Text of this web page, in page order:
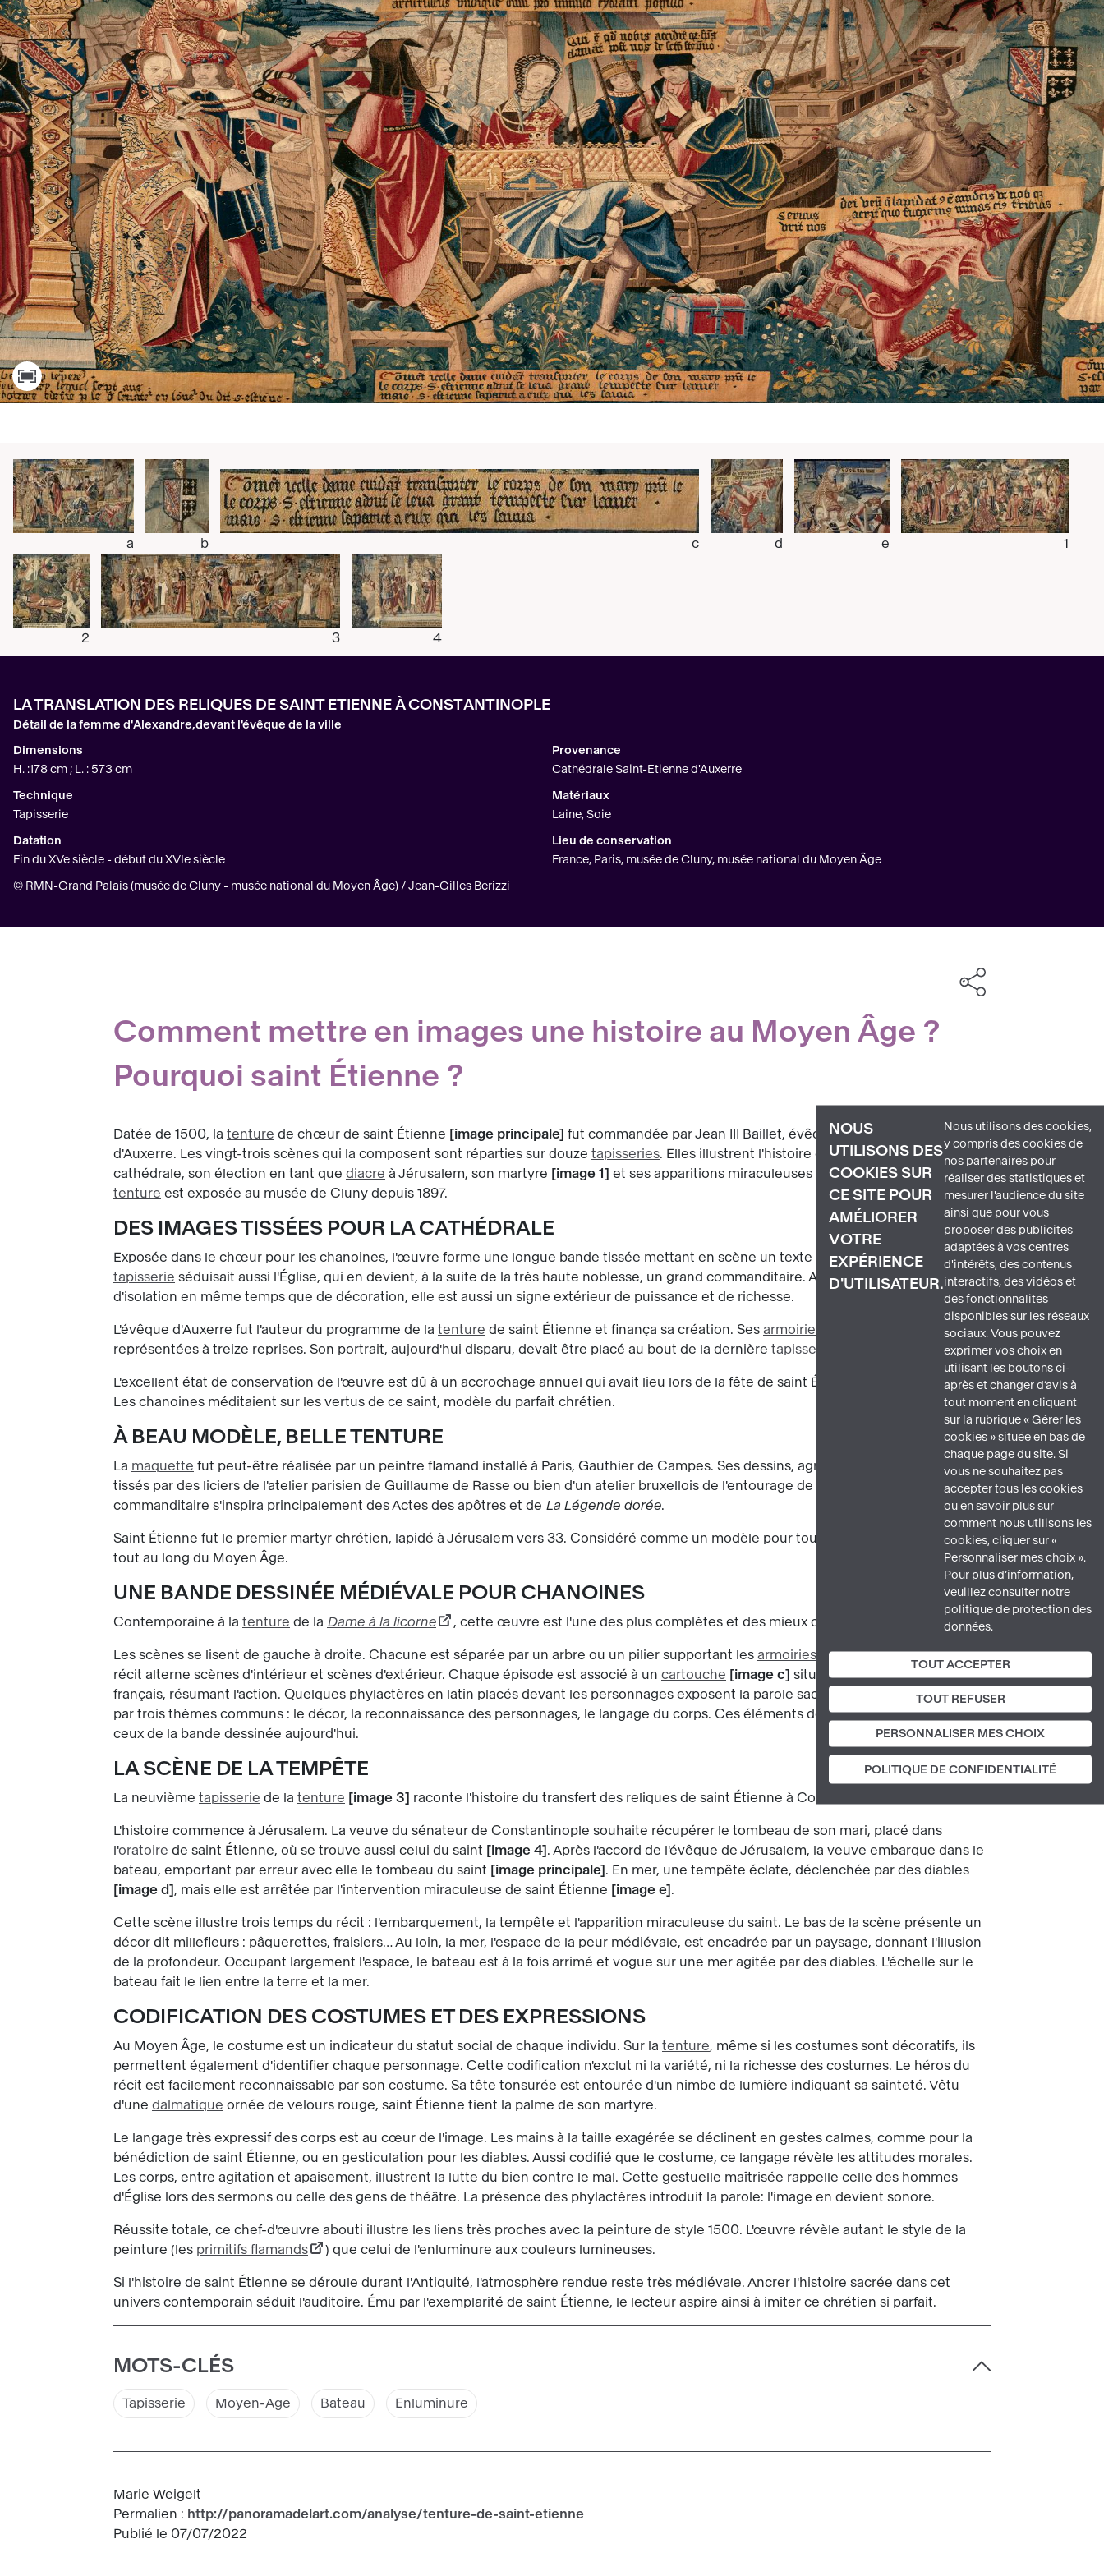
NOUS
UTILISONS DES
COOKIES SUR
CE SITE POUR
AMÉLIORER
VOTRE
EXPÉRIENCE
D'UTILISATEUR.
Nous utilisons des cookies,
y compris des cookies de
nos partenaires pour
réaliser des statistiques et
mesurer l'audience du site
ainsi que pour vous
proposer des publicités
adaptées à vos centres
d'intérêts, des contenus
interactifs, des vidéos et
des fonctionnalités
disponibles sur les réseaux
sociaux. Vous pouvez
exprimer vos choix en
utilisant les boutons ci-
après et changer d’avis à
tout moment en cliquant
sur la rubrique « Gérer les
cookies » située en bas de
chaque page du site. Si
vous ne souhaitez pas
accepter tous les cookies
ou en savoir plus sur
comment nous utilisons les
cookies, cliquer sur «
Personnaliser mes choix ».
Pour plus d’information,
veuillez consulter notre
politique de protection des
données.
TOUT ACCEPTER
TOUT REFUSER
PERSONNALISER MES CHOIX
POLITIQUE DE CONFIDENTIALITÉ
a b c d e 1
2 3 4
LA TRANSLATION DES RELIQUES DE SAINT ETIENNE À CONSTANTINOPLE
Détail de la femme d'Alexandre,devant l'évêque de la ville
Dimensions
H. :178 cm ; L. : 573 cm
Provenance
Cathédrale Saint-Etienne d'Auxerre
Technique
Tapisserie
Matériaux
Laine, Soie
Datation
Fin du XVe siècle - début du XVIe siècle
Lieu de conservation
France, Paris, musée de Cluny, musée national du Moyen Âge
© RMN-Grand Palais (musée de Cluny - musée national du Moyen Âge) / Jean-Gilles Berizzi
Comment mettre en images une histoire au Moyen Âge ?
Pourquoi saint Étienne ?
Datée de 1500, la tenture de chœur de saint Étienne image principale fut commandée par Jean III Baillet, évêque de la cathédrale
d'Auxerre. Les vingt-trois scènes qui la composent sont réparties sur douze tapisseries. Elles illustrent l'histoire du saint patron de la
cathédrale, son élection en tant que diacre à Jérusalem, son martyre image 1 et ses apparitions miraculeuses après sa mort image 2 . La
tenture est exposée au musée de Cluny depuis 1897.
DES IMAGES TISSÉES POUR LA CATHÉDRALE
Exposée dans le chœur pour les chanoines, l'œuvre forme une longue bande tissée mettant en scène un texte sacré. En 1500, l'art de la
tapisserie séduisait aussi l'Église, qui en devient, à la suite de la très haute noblesse, un grand commanditaire. Ayant une fonction
d'isolation en même temps que de décoration, elle est aussi un signe extérieur de puissance et de richesse.
L'évêque d'Auxerre fut l'auteur du programme de la tenture de saint Étienne et finança sa création. Ses armoiries
sont d'ailleurs
représentées à treize reprises. Son portrait, aujourd'hui disparu, devait être placé au bout de la dernière tapisserie
L'excellent état de conservation de l'œuvre est dû à un accrochage annuel qui avait lieu lors de la fête de saint Étienne, le 26 décembre.
Les chanoines méditaient sur les vertus de ce saint, modèle du parfait chrétien.
À BEAU MODÈLE, BELLE TENTURE
La maquette fut peut-être réalisée par un peintre flamand installé à Paris, Gauthier de Campes. Ses dessins, agrandis en cartons, furent
tissés par des liciers de l'atelier parisien de Guillaume de Rasse ou bien d'un atelier bruxellois de l'entourage de Colyn de Coter. Le
commanditaire s'inspira principalement des Actes des apôtres et de La Légende dorée.
Saint Étienne fut le premier martyr chrétien, lapidé à Jérusalem vers 33. Considéré comme un modèle pour tout chrétien, il fut très vénéré
tout au long du Moyen Âge.
UNE BANDE DESSINÉE MÉDIÉVALE POUR CHANOINES
Contemporaine à la tenture de la Dame à la licorne , cette œuvre est l'une des plus complètes et des mieux conservées du Moyen Âge.
Les scènes se lisent de gauche à droite. Chacune est séparée par un arbre ou un pilier supportant les armoiries et la crosse de l'évêque. Le
récit alterne scènes d'intérieur et scènes d'extérieur. Chaque épisode est associé à un cartouche image c
situé en bas, rédigé en
français, résumant l'action. Quelques phylactères en latin placés devant les personnages exposent la parole sacrée. L'ensemble est unifié
par trois thèmes communs : le décor, la reconnaissance des personnages, le langage du corps. Ces éléments de composition évoquent
ceux de la bande dessinée aujourd'hui.
LA SCÈNE DE LA TEMPÊTE
La neuvième tapisserie de la tenture image 3 raconte l'histoire du transfert des reliques de saint Étienne à Constantinople.
L'histoire commence à Jérusalem. La veuve du sénateur de Constantinople souhaite récupérer le tombeau de son mari, placé dans
l'oratoire de saint Étienne, où se trouve aussi celui du saint image 4 . Après l'accord de l'évêque de Jérusalem, la veuve embarque dans le
bateau, emportant par erreur avec elle le tombeau du saint
image principale . En mer, une tempête éclate, déclenchée par des diables
image d , mais elle est arrêtée par l'intervention miraculeuse de saint Étienne image e .
Cette scène illustre trois temps du récit : l'embarquement, la tempête et l'apparition miraculeuse du saint. Le bas de la scène présente un
décor dit millefleurs : pâquerettes, fraisiers… Au loin, la mer, l'espace de la peur médiévale, est encadrée par un paysage, donnant l'illusion
de la profondeur. Occupant largement l'espace, le bateau est à la fois arrimé et vogue sur une mer agitée par des diables. L'échelle sur le
bateau fait le lien entre la terre et la mer.
CODIFICATION DES COSTUMES ET DES EXPRESSIONS
Au Moyen Âge, le costume est un indicateur du statut social de chaque individu. Sur la tenture, même si les costumes sont décoratifs, ils
permettent également d'identifier chaque personnage. Cette codification n'exclut ni la variété, ni la richesse des costumes. Le héros du
récit est facilement reconnaissable par son costume. Sa tête tonsurée est entourée d'un nimbe de lumière indiquant sa sainteté. Vêtu
d'une dalmatique ornée de velours rouge, saint Étienne tient la palme de son martyre.
Le langage très expressif des corps est au cœur de l'image. Les mains à la taille exagérée se déclinent en gestes calmes, comme pour la
bénédiction de saint Étienne, ou en gesticulation pour les diables. Aussi codifié que le costume, ce langage révèle les attitudes morales.
Les corps, entre agitation et apaisement, illustrent la lutte du bien contre le mal. Cette gestuelle maîtrisée rappelle celle des hommes
d'Église lors des sermons ou celle des gens de théâtre. La présence des phylactères introduit la parole: l'image en devient sonore.
Réussite totale, ce chef-d'œuvre abouti illustre les liens très proches avec la peinture de style 1500. L'œuvre révèle autant le style de la
peinture (les primitifs flamands ) que celui de l'enluminure aux couleurs lumineuses.
Si l'histoire de saint Étienne se déroule durant l'Antiquité, l'atmosphère rendue reste très médiévale. Ancrer l'histoire sacrée dans cet
univers contemporain séduit l'auditoire. Ému par l'exemplarité de saint Étienne, le lecteur aspire ainsi à imiter ce chrétien si parfait.
MOTS-CLÉS
Tapisserie Moyen-Age Bateau Enluminure
Marie Weigelt
Permalien : http://panoramadelart.com/analyse/tenture-de-saint-etienne
Publié le 07/07/2022